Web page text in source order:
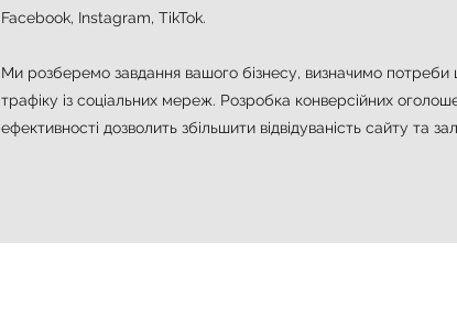
Facebook, Instagram, TikTok.
Ми розберемо завдання вашого бізнесу, визначимо потреби
трафіку із соціальних мереж. Розробка конверсійних
ефективності дозволить збільшити відвідуваність сайту та